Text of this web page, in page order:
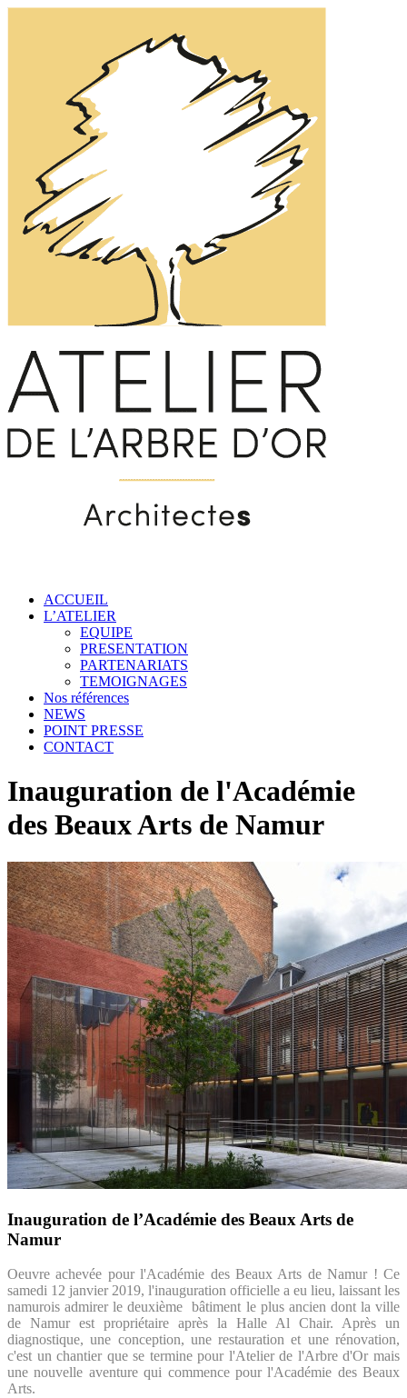
ACCUEIL
L’ATELIER
EQUIPE
PRESENTATION
PARTENARIATS
TEMOIGNAGES
Nos références
NEWS
POINT PRESSE
CONTACT
Inauguration de l'Académie
des Beaux Arts de Namur
Inauguration de l’Académie des Beaux Arts de
Namur
Oeuvre achevée pour l'Académie des Beaux Arts de Namur ! Ce
samedi 12 janvier 2019, l'inauguration officielle a eu lieu, laissant les
namurois admirer le deuxième bâtiment le plus ancien dont la ville
de Namur est propriétaire après la Halle Al Chair. Après un
diagnostique, une conception, une restauration et une rénovation,
c'est un chantier que se termine pour l'Atelier de l'Arbre d'Or mais
une nouvelle aventure qui commence pour l'Académie des Beaux
Arts.